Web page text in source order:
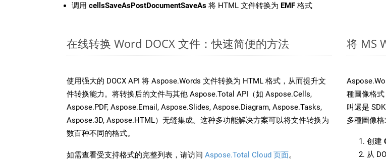
调用 cellsSaveAsPostDocumentSaveAs 将 HTML 文件转换为 EMF 格式
在线转换 Word DOCX 文件：快速简便的方法
使用强大的 DOCX API 将 Aspose.Words 文件转换为 HTML 格式，从而提升文
件转换能力。将转换后的文件与其他 Aspose.Total API（如 Aspose.Cells,
Aspose.PDF, Aspose.Email, Aspose.Slides, Aspose.Diagram, Aspose.Tasks,
Aspose.3D, Aspose.HTML）无缝集成。这种多功能解决方案可以将文件转换为
数百种不同的格式。
如需查看受支持格式的完整列表，请访问 Aspose.Total Cloud 页面。
将 MS
種圖像格
叫還是
多種圖像格
创建
从